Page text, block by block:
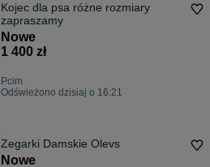
Kojec dla psa różne rozmiary
zapraszamy
Nowe
1 400 zł
Pcim
Odświeżono dzisiaj o 16:21
Zegarki Damskie Olevs
Nowe